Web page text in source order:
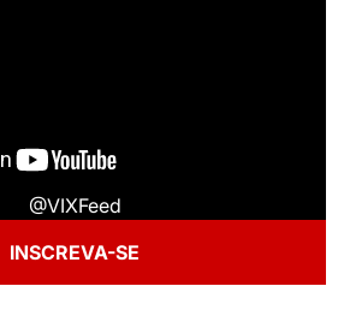
@VIXFeed
INSCREVA-SE